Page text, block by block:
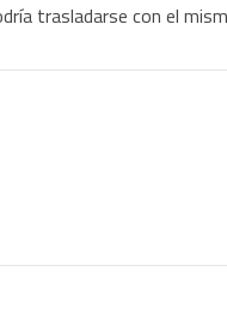
trasladarse con el